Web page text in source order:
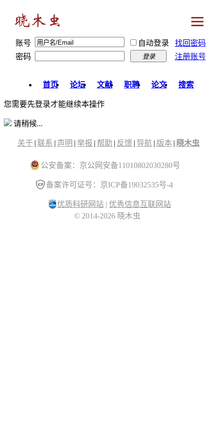
账号 自动登录
找回密码
密码
登录 注册账号
首页 论坛 文献 职聘 论文 搜索
您需要先登录才能继续本操作
请稍候...
关于 | 联系 | 声明 | 举报 | 帮助 | 反馈 | 导航 | 版本 | 晓木虫
公安备案：京公网安备11010802030280号
备案许可证号：京ICP备19032535号-4
优质科研网站 | 优秀信息互联网站
© 2014-2026 晓木虫